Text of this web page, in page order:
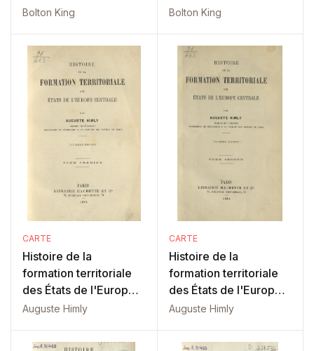
Bolton King Bolton King
CARTE
Histoire de la
formation territoriale
des États de l'Europe
Centrale Tom. 1
Auguste Himly
CARTE
Histoire de la
formation territoriale
des États de l'Europe
Centrale Tom. 2
Auguste Himly